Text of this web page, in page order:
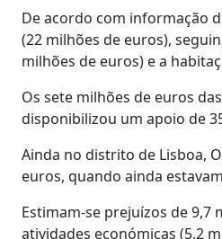
De acordo com informação
(22 milhões de euros),
milhões de euros) e a
Os sete milhões de euros
disponibilizou um apoio de
Ainda no distrito de Lisboa,
euros, quando ainda
Estimam-se prejuízos de
atividades económicas (5,2